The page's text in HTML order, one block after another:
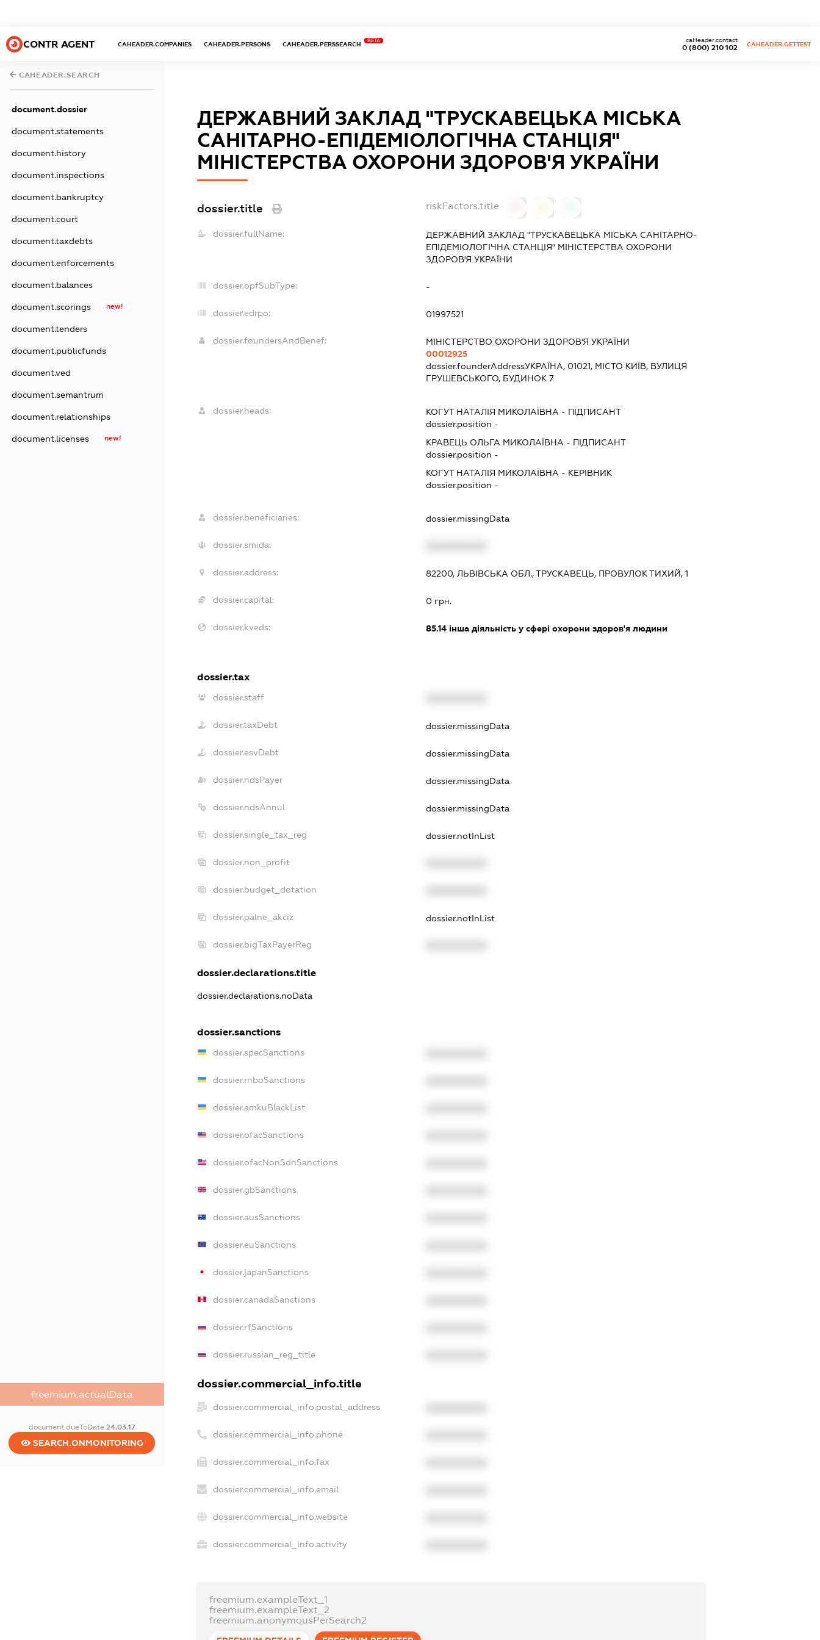
CONTR AGENT CAHEADER.COMPANIES CAHEADER.PERSONS CAHEADER.PERSSEARCH
BETA
0 (800) 210 102
caHeader.contact
CAHEADER.GETTEST
CAHEADER.SEARCH
document.dossier
document.statements
document.history
document.inspections
document.bankruptcy
document.court
document.taxdebts
document.enforcements
document.balances
document.scorings new!
document.tenders
document.publicfunds
document.ved
document.semantrum
document.relationships
document.licenses new!
freemium.actualData
document.dueToDate 24.03.17
SEARCH.ONMONITORING
ДЕРЖАВНИЙ ЗАКЛАД "ТРУСКАВЕЦЬКА МІСЬКА
САНІТАРНО-ЕПІДЕМІОЛОГІЧНА СТАНЦІЯ"
МІНІСТЕРСТВА ОХОРОНИ ЗДОРОВ'Я УКРАЇНИ
dossier.title riskFactors.title
dossier.fullName:
ДЕРЖАВНИЙ ЗАКЛАД "ТРУСКАВЕЦЬКА МІСЬКА САНІТАРНО-
ЕПІДЕМІОЛОГІЧНА СТАНЦІЯ" МІНІСТЕРСТВА ОХОРОНИ
ЗДОРОВ'Я УКРАЇНИ
dossier.opfSubType: -
dossier.edrpo: 01997521
dossier.foundersAndBenef:
МІНІСТЕРСТВО ОХОРОНИ ЗДОРОВ'Я УКРАЇНИ
00012925
dossier.founderAddressУКРАЇНА, 01021, МІСТО КИЇВ, ВУЛИЦЯ
ГРУШЕВСЬКОГО, БУДИНОК 7
dossier.heads: КОГУТ НАТАЛІЯ МИКОЛАЇВНА - ПІДПИСАНТ
dossier.position -
КРАВЕЦЬ ОЛЬГА МИКОЛАЇВНА - ПІДПИСАНТ
dossier.position -
КОГУТ НАТАЛІЯ МИКОЛАЇВНА - КЕРІВНИК
dossier.position -
dossier.beneficiaries: dossier.missingData
dossier.smida:
dossier.address: 82200, ЛЬВІВСЬКА ОБЛ., ТРУСКАВЕЦЬ, ПРОВУЛОК ТИХИЙ, 1
dossier.capital: 0 грн.
dossier.kveds: 85.14інша діяльність у сфері охорони здоров'я людини
dossier.tax
dossier.staff
dossier.taxDebt dossier.missingData
dossier.esvDebt dossier.missingData
dossier.ndsPayer dossier.missingData
dossier.ndsAnnul dossier.missingData
dossier.single_tax_reg dossier.notInList
dossier.non_profit
dossier.budget_dotation
dossier.palne_akciz dossier.notInList
dossier.bigTaxPayerReg
dossier.declarations.title
dossier.declarations.noData
dossier.sanctions
dossier.specSanctions
dossier.rnboSanctions
dossier.amkuBlackList
dossier.ofacSanctions
dossier.ofacNonSdnSanctions
dossier.gbSanctions
dossier.ausSanctions
dossier.euSanctions
dossier.japanSanctions
dossier.canadaSanctions
dossier.rfSanctions
dossier.russian_reg_title
dossier.commercial_info.title
dossier.commercial_info.postal_address
dossier.commercial_info.phone
dossier.commercial_info.fax
dossier.commercial_info.email
dossier.commercial_info.website
dossier.commercial_info.activity
freemium.exampleText_1
freemium.exampleText_2
freemium.anonymousPerSearch2